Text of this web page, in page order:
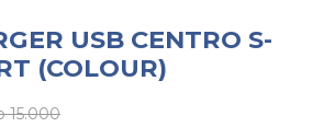
USB CENTRO S-
(COLOUR)
15.000